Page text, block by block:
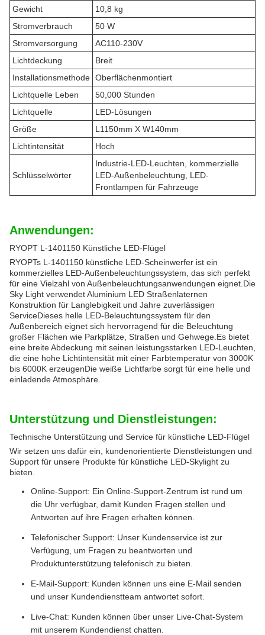
Gewicht
10,8 kg
Stromverbrauch
50 W
Stromversorgung
AC110-230V
Lichtdeckung
Breit
Installationsmethode Oberflächenmontiert
Lichtquelle Leben
50,000 Stunden
Lichtquelle
LED-Lösungen
Größe
L1150mm X W140mm
Lichtintensität
Hoch
Schlüsselwörter
Industrie-LED-Leuchten, kommerzielle
LED-Außenbeleuchtung, LED-
Frontlampen für Fahrzeuge
Anwendungen:
RYOPT L-1401150 Künstliche LED-Flügel
RYOPTs L-1401150 künstliche LED-Scheinwerfer ist ein
kommerzielles LED-Außenbeleuchtungssystem, das sich perfekt
für eine Vielzahl von Außenbeleuchtungsanwendungen eignet.Die
Sky Light verwendet Aluminium LED Straßenlaternen
Konstruktion für Langlebigkeit und Jahre zuverlässigen
ServiceDieses helle LED-Beleuchtungssystem für den
Außenbereich eignet sich hervorragend für die Beleuchtung
großer Flächen wie Parkplätze, Straßen und Gehwege.Es bietet
eine breite Abdeckung mit seinen leistungsstarken LED-Leuchten,
die eine hohe Lichtintensität mit einer Farbtemperatur von 3000K
bis 6000K erzeugenDie weiße Lichtfarbe sorgt für eine helle und
einladende Atmosphäre.
Unterstützung und Dienstleistungen:
Technische Unterstützung und Service für künstliche LED-Flügel
Wir setzen uns dafür ein, kundenorientierte Dienstleistungen und
Support für unsere Produkte für künstliche LED-Skylight zu
bieten.
Online-Support: Ein Online-Support-Zentrum ist rund um
die Uhr verfügbar, damit Kunden Fragen stellen und
Antworten auf ihre Fragen erhalten können.
Telefonischer Support: Unser Kundenservice ist zur
Verfügung, um Fragen zu beantworten und
Produktunterstützung telefonisch zu bieten.
E-Mail-Support: Kunden können uns eine E-Mail senden
und unser Kundendienstteam antwortet sofort.
Live-Chat: Kunden können über unser Live-Chat-System
mit unserem Kundendienst chatten.